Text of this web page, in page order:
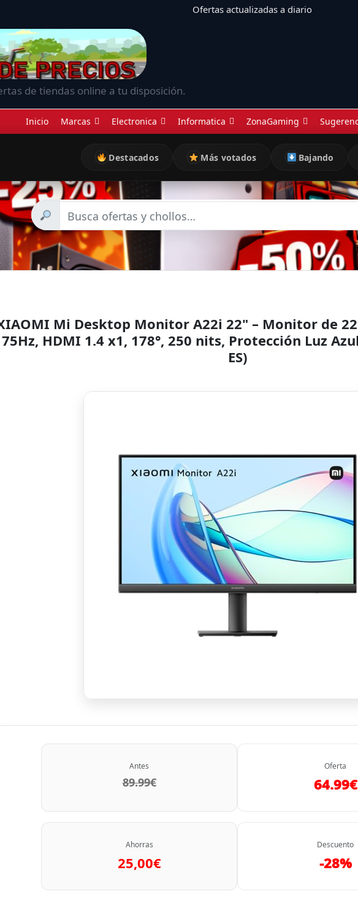
Ofertas actualizadas a diario
de tiendas online a tu disposición.
Inicio Marcas Electronica Informatica ZonaGaming
Destacados Más votados Bajando
Mi Desktop Monitor A22i 22" – Monitor de
75Hz, HDMI 1.4 x1, 178°, 250 nits, Protección Luz
ES)
Antes
89.99€
Oferta
64.99€
Ahorras
25,00€
Descuento
-28%